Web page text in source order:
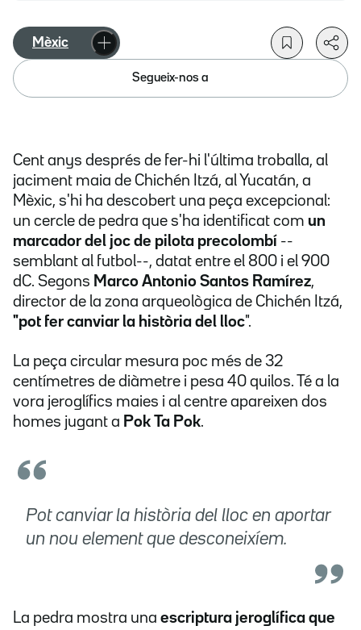
Mèxic
Segueix-nos a
Cent anys després de fer-hi l'última troballa, al
jaciment maia de Chichén Itzá, al Yucatán, a
Mèxic, s'hi ha descobert una peça excepcional:
un cercle de pedra que s'ha identificat com un
marcador del joc de pilota precolombí --
semblant al futbol--, datat entre el 800 i el 900
dC. Segons Marco Antonio Santos Ramírez,
director de la zona arqueològica de Chichén Itzá,
"pot fer canviar la història del lloc".
La peça circular mesura poc més de 32
centímetres de diàmetre i pesa 40 quilos. Té a la
vora jeroglífics maies i al centre apareixen dos
homes jugant a Pok Ta Pok.
Pot canviar la història del lloc en aportar
un nou element que desconeixíem.
La pedra mostra una escriptura jeroglífica que